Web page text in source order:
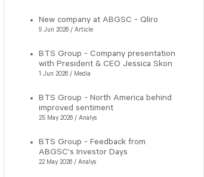
New company at ABGSC - Qliro
9 Jun 2026 / Article
BTS Group - Company presentation
with President & CEO Jessica Skon
1 Jun 2026 / Media
BTS Group - North America behind
improved sentiment
25 May 2026 / Analys
BTS Group - Feedback from
ABGSC's Investor Days
22 May 2026 / Analys